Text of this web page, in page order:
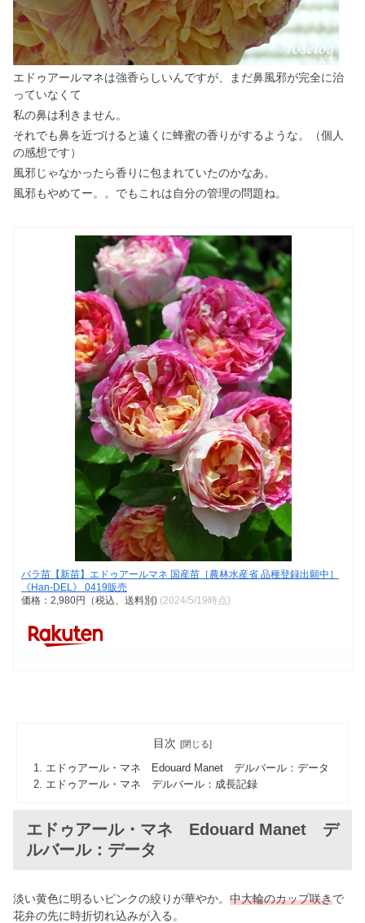
エドゥアールマネは強香らしいんですが、まだ鼻風邪が完全に治
っていなくて
私の鼻は利きません。
それでも鼻を近づけると遠くに蜂蜜の香りがするような。（個人
の感想です）
風邪じゃなかったら香りに包まれていたのかなあ。
風邪もやめてー。。でもこれは自分の管理の問題ね。
バラ苗【新苗】エドゥアールマネ 国産苗［農林水産省 品種登録出願中］
《Han-DEL》 0419販売
価格：2,980円（税込、送料別) (2024/5/19時点)
目次
エドゥアール・マネ Edouard Manet デルバール：データ
エドゥアール・マネ デルバール：成長記録
エドゥアール・マネ Edouard Manet デ
ルバール：データ
淡い黄色に明るいピンクの絞りが華やか。 中大輪のカップ咲きで
花弁の先に時折切れ込みが入る。